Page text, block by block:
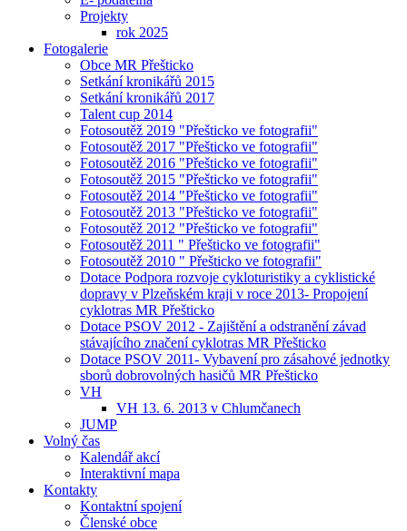
Projekty
rok 2025
Fotogalerie
Obce MR Přešticko
Setkání kronikářů 2015
Setkání kronikářů 2017
Talent cup 2014
Fotosoutěž 2019 "Přešticko ve fotografii"
Fotosoutěž 2017 "Přešticko ve fotografii"
Fotosoutěž 2016 "Přešticko ve fotografii"
Fotosoutěž 2015 "Přešticko ve fotografii"
Fotosoutěž 2014 "Přešticko ve fotografii"
Fotosoutěž 2013 "Přešticko ve fotografii"
Fotosoutěž 2012 "Přešticko ve fotografii"
Fotosoutěž 2011 " Přešticko ve fotografii"
Fotosoutěž 2010 " Přešticko ve fotografii"
Dotace Podpora rozvoje cykloturistiky a cyklistické
dopravy v Plzeňském kraji v roce 2013- Propojení
cyklotras MR Přešticko
Dotace PSOV 2012 - Zajištění a odstranění závad
stávajícího značení cyklotras MR Přešticko
Dotace PSOV 2011- Vybavení pro zásahové jednotky
sborů dobrovolných hasičů MR Přešticko
VH
VH 13. 6. 2013 v Chlumčanech
JUMP
Volný čas
Kalendář akcí
Interaktivní mapa
Kontakty
Kontaktní spojení
Členské obce